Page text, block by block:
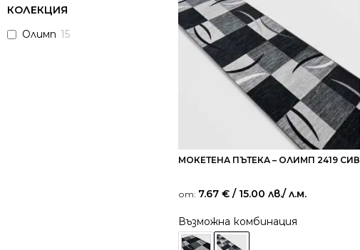
КОЛЕКЦИЯ
Олимп 15
МОКЕТЕНА ПЪТЕКА – ОЛИМП 2419 СИВ
от: 7.67 € / 15.00 лв./ л.м.
Възможна комбинация